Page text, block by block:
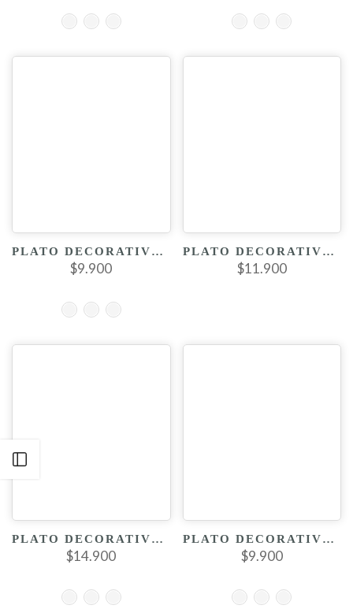
PLATO DECORATIVO DE HOJA
$9.900
PLATO DECORATIVO RECTANGULAR
$11.900
PLATO DECORATIVO DE HOJA MEDIANO
$14.900
PLATO DECORATIVO DE MANDALA METALIZADO
$9.900